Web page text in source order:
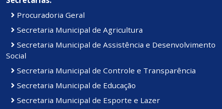
Procuradoria Geral
Secretaria Municipal de Agricultura
Secretaria Municipal de Assistência e Desenvolvimento
Social
Secretaria Municipal de Controle e Transparência
Secretaria Municipal de Educação
Secretaria Municipal de Esporte e Lazer